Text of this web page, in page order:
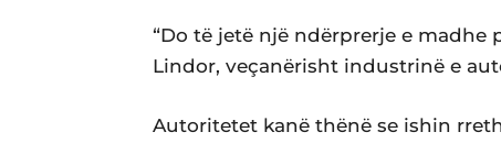
“Do të jetë një ndërprerje e
Lindor, veçanërisht industrinë e
Autoritetet kanë thënë se ishin